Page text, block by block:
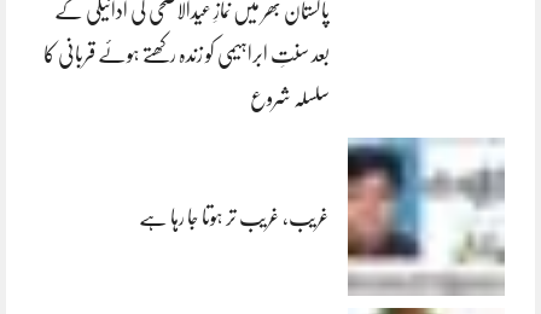
پاکستان بھر میں نمازِ عیدالاضحی کی ادائیگی کے
بعد سنتِ ابراہیمی کو زندہ رکھتے ہوئے قربانی کا
سلسلہ شروع
غریب، غریب تر ہوتا جا رہا ہے